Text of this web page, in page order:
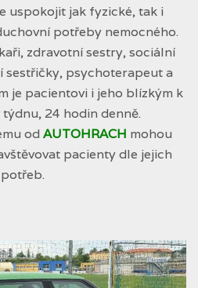
uspokojit jak fyzické, tak i
potřeby nemocného.
zdravotní sestry, sociální
sestřičky, psychoterapeut a
je pacientovi i jeho blízkým k
24 hodin denně.
od AUTOHRACH mohou
pacienty dle jejich
potřeb.